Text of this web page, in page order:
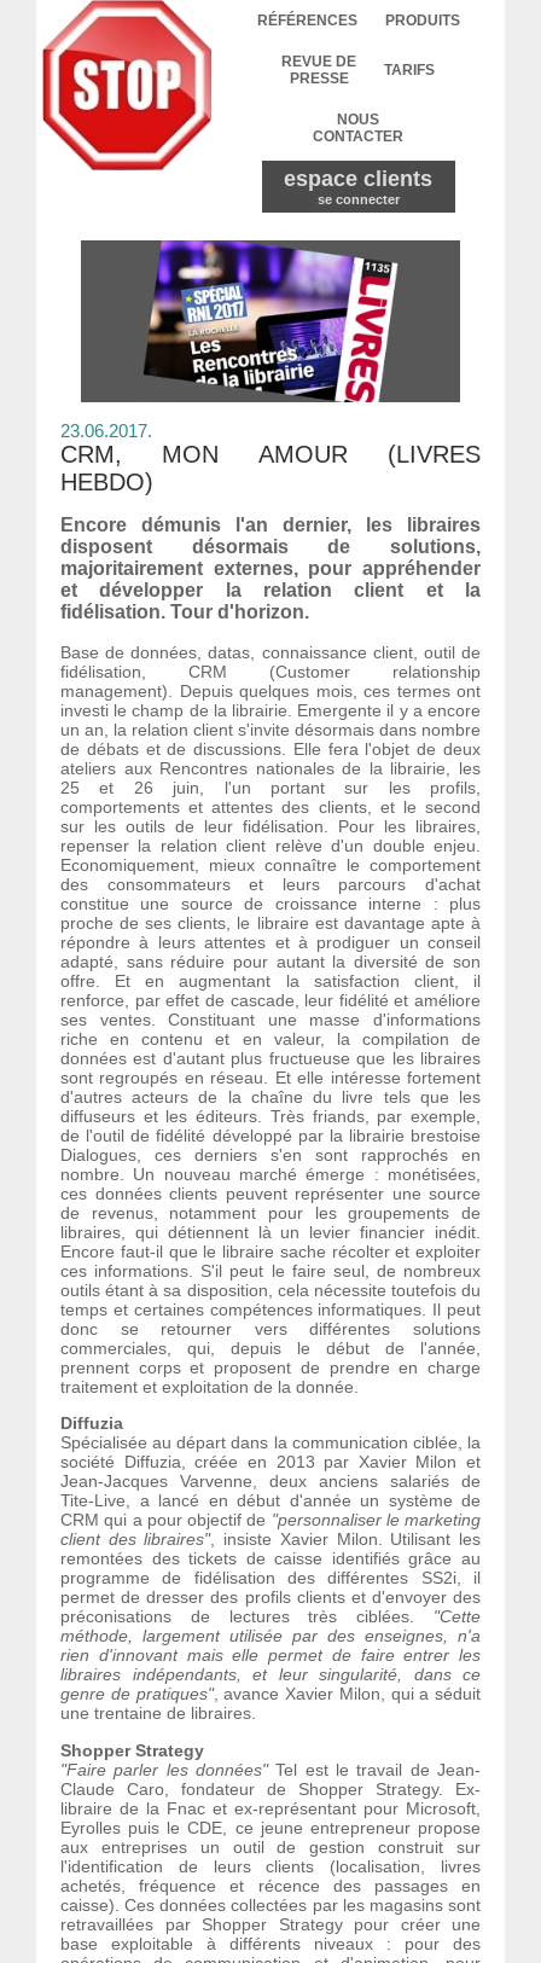
RÉFÉRENCES PRODUITS
REVUE DE
PRESSE
TARIFS
NOUS
CONTACTER
espace clients
se connecter
23.06.2017.
CRM, MON AMOUR (LIVRES
HEBDO)
Encore démunis l'an dernier, les libraires
disposent désormais de solutions,
majoritairement externes, pour appréhender
et développer la relation client et la
fidélisation. Tour d'horizon.
Base de données, datas, connaissance client, outil de
fidélisation, CRM (Customer relationship
management). Depuis quelques mois, ces termes ont
investi le champ de la librairie. Emergente il y a encore
un an, la relation client s'invite désormais dans nombre
de débats et de discussions. Elle fera l'objet de deux
ateliers aux Rencontres nationales de la librairie, les
25 et 26 juin, l'un portant sur les profils,
comportements et attentes des clients, et le second
sur les outils de leur fidélisation. Pour les libraires,
repenser la relation client relève d'un double enjeu.
Economiquement, mieux connaître le comportement
des consommateurs et leurs parcours d'achat
constitue une source de croissance interne : plus
proche de ses clients, le libraire est davantage apte à
répondre à leurs attentes et à prodiguer un conseil
adapté, sans réduire pour autant la diversité de son
offre. Et en augmentant la satisfaction client, il
renforce, par effet de cascade, leur fidélité et améliore
ses ventes. Constituant une masse d'informations
riche en contenu et en valeur, la compilation de
données est d'autant plus fructueuse que les libraires
sont regroupés en réseau. Et elle intéresse fortement
d'autres acteurs de la chaîne du livre tels que les
diffuseurs et les éditeurs. Très friands, par exemple,
de l'outil de fidélité développé par la librairie brestoise
Dialogues, ces derniers s'en sont rapprochés en
nombre. Un nouveau marché émerge : monétisées,
ces données clients peuvent représenter une source
de revenus, notamment pour les groupements de
libraires, qui détiennent là un levier financier inédit.
Encore faut-il que le libraire sache récolter et exploiter
ces informations. S'il peut le faire seul, de nombreux
outils étant à sa disposition, cela nécessite toutefois du
temps et certaines compétences informatiques. Il peut
donc se retourner vers différentes solutions
commerciales, qui, depuis le début de l'année,
prennent corps et proposent de prendre en charge
traitement et exploitation de la donnée.
Diffuzia
Spécialisée au départ dans la communication ciblée, la
société Diffuzia, créée en 2013 par Xavier Milon et
Jean-Jacques Varvenne, deux anciens salariés de
Tite-Live, a lancé en début d'année un système de
CRM qui a pour objectif de "personnaliser le marketing
client des libraires", insiste Xavier Milon. Utilisant les
remontées des tickets de caisse identifiés grâce au
programme de fidélisation des différentes SS2i, il
permet de dresser des profils clients et d'envoyer des
préconisations de lectures très ciblées. "Cette
méthode, largement utilisée par des enseignes, n'a
rien d'innovant mais elle permet de faire entrer les
libraires indépendants, et leur singularité, dans ce
genre de pratiques", avance Xavier Milon, qui a séduit
une trentaine de libraires.
Shopper Strategy
"Faire parler les données"Tel est le travail de Jean-
Claude Caro, fondateur de Shopper Strategy. Ex-
libraire de la Fnac et ex-représentant pour Microsoft,
Eyrolles puis le CDE, ce jeune entrepreneur propose
aux entreprises un outil de gestion construit sur
l'identification de leurs clients (localisation, livres
achetés, fréquence et récence des passages en
caisse). Ces données collectées par les magasins sont
retravaillées par Shopper Strategy pour créer une
base exploitable à différents niveaux : pour des